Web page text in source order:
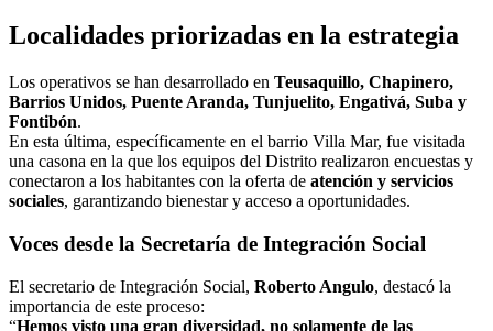
Localidades priorizadas en la estrategia
Los operativos se han desarrollado en Teusaquillo, Chapinero,
Barrios Unidos, Puente Aranda, Tunjuelito, Engativá, Suba y
Fontibón.
En esta última, específicamente en el barrio Villa Mar, fue visitada
una casona en la que los equipos del Distrito realizaron encuestas y
conectaron a los habitantes con la oferta de atención y servicios
sociales, garantizando bienestar y acceso a oportunidades.
Voces desde la Secretaría de Integración Social
El secretario de Integración Social, Roberto Angulo, destacó la
importancia de este proceso:
“Hemos visto una gran diversidad, no solamente de las